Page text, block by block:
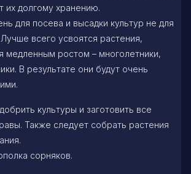
их долгому хранению.
для посева и высадки культур не для
всего усвоятся растения,
медленным ростом – многолетники,
В результате они будут очень
культуры и заготовить все
Также следует собрать растения
сорняков.